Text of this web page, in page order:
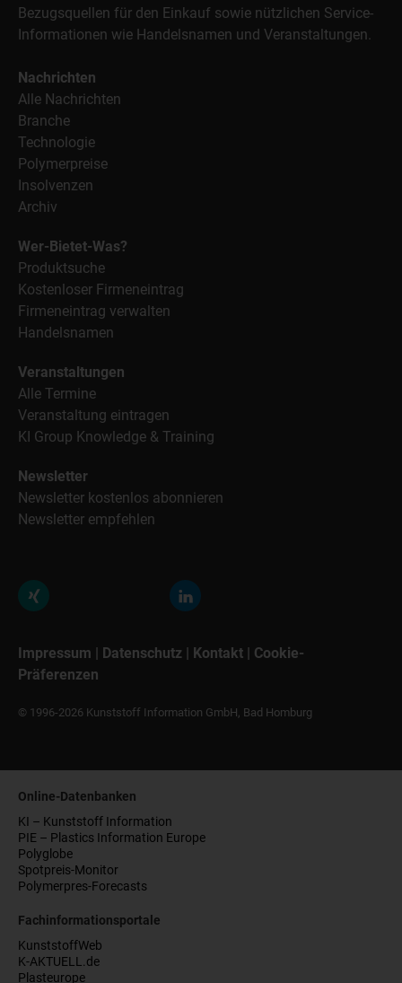
Bezugsquellen für den Einkauf sowie nützlichen Service-
Informationen wie Handelsnamen und Veranstaltungen.
Nachrichten
Alle Nachrichten
Branche
Technologie
Polymerpreise
Insolvenzen
Archiv
Wer-Bietet-Was?
Produktsuche
Kostenloser Firmeneintrag
Firmeneintrag verwalten
Handelsnamen
Veranstaltungen
Alle Termine
Veranstaltung eintragen
KI Group Knowledge & Training
Newsletter
Newsletter kostenlos abonnieren
Newsletter empfehlen
Impressum Datenschutz Kontakt
Cookie-
Präferenzen
© 1996-2026 Kunststoff Information GmbH, Bad Homburg
Online-Datenbanken
KI – Kunststoff Information
PIE – Plastics Information Europe
Polyglobe
Spotpreis-Monitor
Polymerpres-Forecasts
Fachinformationsportale
KunststoffWeb
K-AKTUELL.de
Plasteurope